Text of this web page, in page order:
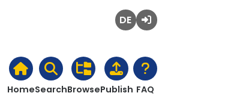
HomeSearchBrowsePublish FAQ